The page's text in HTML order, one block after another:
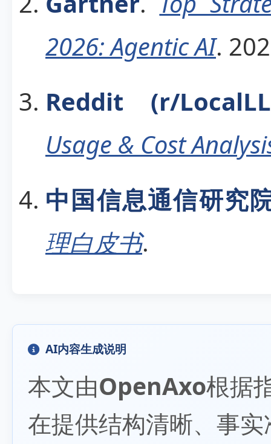
2026: Agentic AI.
Reddit (r/
Usage & Cost
中国信息通信研究
理白皮书.
AI内容生成说明
本文由OpenAxo根据
在提供结构清晰、事